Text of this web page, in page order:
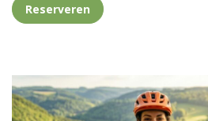
Reserveren